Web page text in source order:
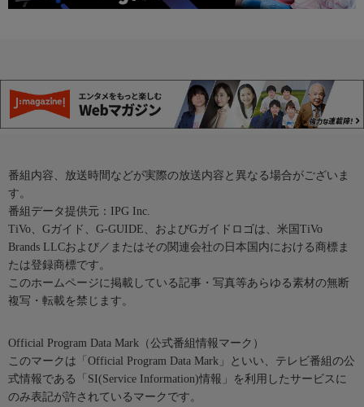
番組内容、放送時間などが実際の放送内容と異なる場合がございま
す。
番組データ提供元：IPG Inc.
TiVo、Gガイド、G-GUIDE、およびGガイドロゴは、米国TiVo
Brands LLCおよび／またはその関連会社の日本国内における商標ま
たは登録商標です。
このホームページに掲載している記事・写真等あらゆる素材の無断
複写・転載を禁じます。
Official Program Data Mark（公式番組情報マーク）
このマークは「Official Program Data Mark」といい、テレビ番組の公
式情報である「SI(Service Information)情報」を利用したサービスに
のみ表記が許されているマークです。